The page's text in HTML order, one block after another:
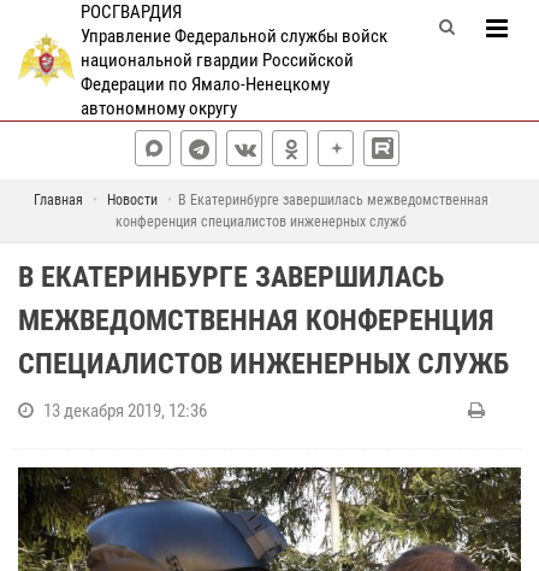
РОСГВАРДИЯ
Управление Федеральной службы войск
национальной гвардии Российской
Федерации по Ямало-Ненецкому
автономному округу
Главная Новости
В Екатеринбурге завершилась межведомственная
конференция специалистов инженерных служб
В ЕКАТЕРИНБУРГЕ ЗАВЕРШИЛАСЬ
МЕЖВЕДОМСТВЕННАЯ КОНФЕРЕНЦИЯ
СПЕЦИАЛИСТОВ ИНЖЕНЕРНЫХ СЛУЖБ
13 декабря 2019, 12:36